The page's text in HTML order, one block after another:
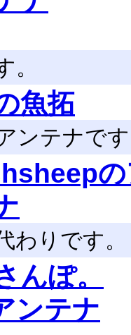
。
魚拓
ンテナです
の
わりです。
んぽ。
ンテナ